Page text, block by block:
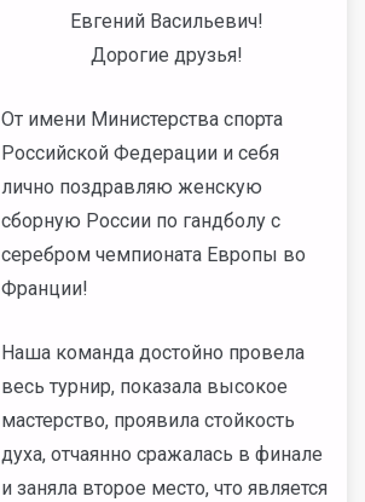
Евгений Васильевич!
Дорогие друзья!
От имени Министерства спорта
Российской Федерации и себя
лично поздравляю женскую
сборную России по гандболу с
серебром чемпионата Европы во
Франции!
Наша команда достойно провела
весь турнир, показала высокое
мастерство, проявила стойкость
духа, отчаянно сражалась в финале
и заняла второе место, что является